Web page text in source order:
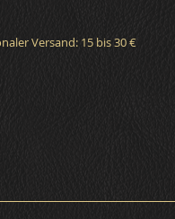
Versand: 15 bis 30 €